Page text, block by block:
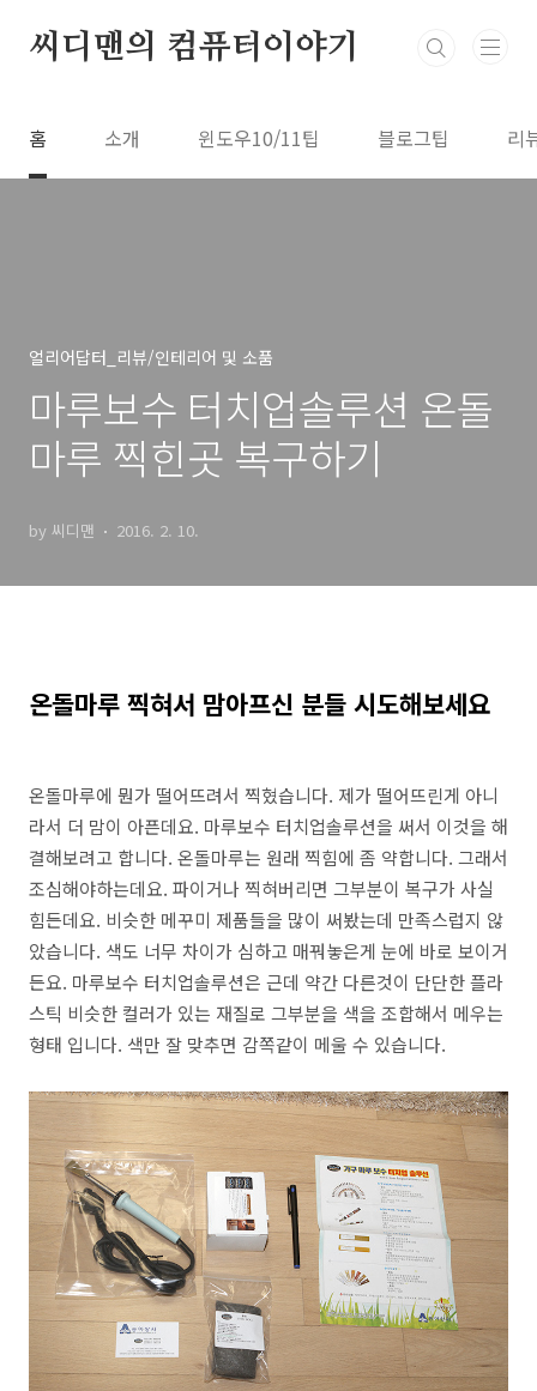
씨디맨의 컴퓨터이야기
홈 소개 윈도우10/11팁 블로그팁 리
얼리어답터_리뷰/인테리어 및 소품
마루보수 터치업솔루션 온돌
마루 찍힌곳 복구하기
by 씨디맨 2016. 2. 10.
온돌마루 찍혀서 맘아프신 분들 시도해보세요
온돌마루에 뭔가 떨어뜨려서 찍혔습니다. 제가 떨어뜨린게 아니
라서 더 맘이 아픈데요. 마루보수 터치업솔루션을 써서 이것을 해
결해보려고 합니다. 온돌마루는 원래 찍힘에 좀 약합니다. 그래서
조심해야하는데요. 파이거나 찍혀버리면 그부분이 복구가 사실
힘든데요. 비슷한 메꾸미 제품들을 많이 써봤는데 만족스럽지 않
았습니다. 색도 너무 차이가 심하고 매꿔놓은게 눈에 바로 보이거
든요. 마루보수 터치업솔루션은 근데 약간 다른것이 단단한 플라
스틱 비슷한 컬러가 있는 재질로 그부분을 색을 조합해서 메우는
형태 입니다. 색만 잘 맞추면 감쪽같이 메울 수 있습니다.